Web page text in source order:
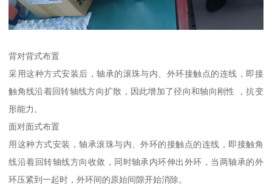
背对背式布置
采用这种方式安装后，轴承的滚珠与内、外环接触点的连线，即接
触角线沿着回转轴线方向扩散，因此增加了径向和轴向刚性 ，抗变
形能力。
面对面式布置
用这种方式安装，轴承滚珠与内、外环的接触点的连线，即接触角
线沿着回转轴线方向收敛，同时轴承内环伸出外环，当两轴承的外
环压紧到一起时，外环间的原始间隙开始消除。